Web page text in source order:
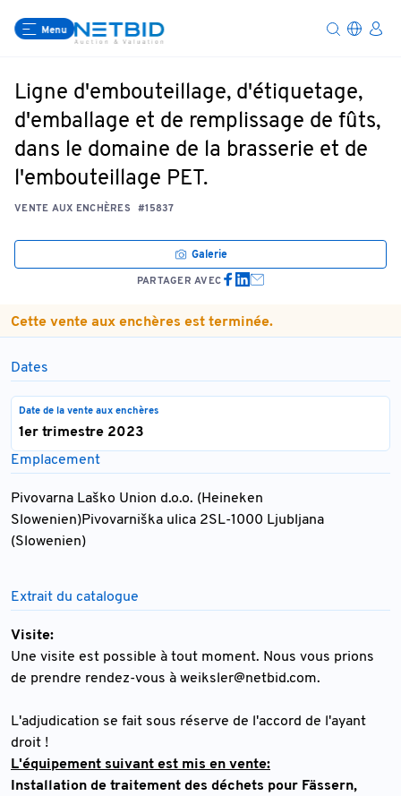
Menu
Ligne d'embouteillage, d'étiquetage,
d'emballage et de remplissage de fûts,
dans le domaine de la brasserie et de
l'embouteillage PET.
VENTE AUX ENCHÈRES #15837
Galerie
PARTAGER AVEC
Cette vente aux enchères est terminée.
Dates
Date de la vente aux enchères
1er trimestre 2023
Emplacement
Pivovarna Laško Union d.o.o. (Heineken
Slowenien)Pivovarniška ulica 2SL-1000 Ljubljana
(Slowenien)
Extrait du catalogue
Visite:
Une visite est possible à tout moment. Nous vous prions
de prendre rendez-vous à weiksler@netbid.com.
L'adjudication se fait sous réserve de l'accord de l'ayant
droit !
L'équipement suivant est mis en vente:
Installation de traitement des déchets pour Fässern,